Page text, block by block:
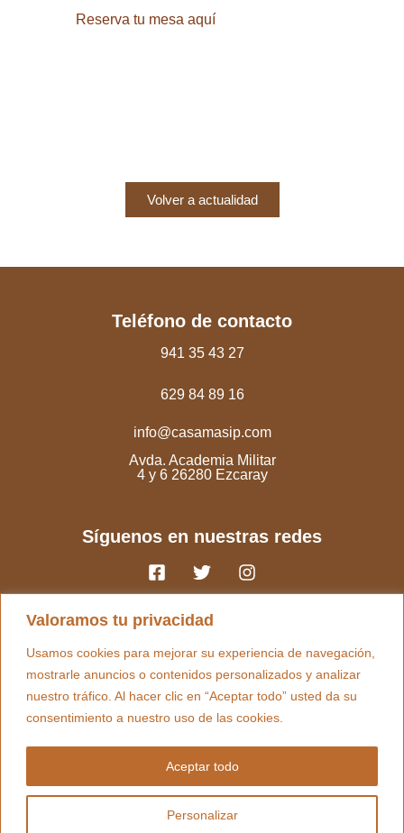
Valoramos tu privacidad
Usamos cookies para mejorar su experiencia de navegación,
mostrarle anuncios o contenidos personalizados y analizar
nuestro tráfico. Al hacer clic en “Aceptar todo” usted da su
consentimiento a nuestro uso de las cookies.
Personalizar
Aceptar todo
Reserva tu mesa aquí
Volver a actualidad
Teléfono de contacto
941 35 43 27
629 84 89 16
info@casamasip.com
Avda. Academia Militar
4 y 6 26280 Ezcaray
Síguenos en nuestras redes